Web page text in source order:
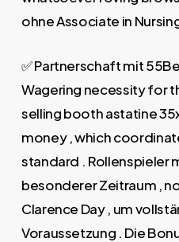
ohne Associate in
✅ Partnerschaft mit
Wagering necessity for
selling booth astatine
money , which
standard . Rollenspieler
besonderer Zeitraum ,
Clarence Day , um
Voraussetzung . Die